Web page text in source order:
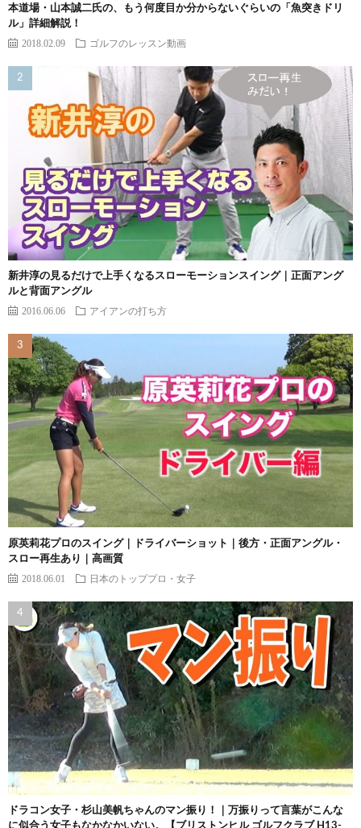
本道場・山本誠二氏の、もう何度目か分からないぐらいの「魚突きドリ
ル」詳細解説！
2018.02.09 ゴルフのレッスン動画
新井淳の見るだけで上手くなるスローモーションスイング｜正面アング
ルと背面アングル
2016.06.06 アイアンの打ち方
原英莉花プロのスイング｜ドライバーショット｜後方・正面アングル・
スロー再生あり｜高画質
2018.06.01 日本のトッププロ・女子
ドラコン女子・杉山美帆ちゃんのマン振り！｜万振りって言葉がこんな